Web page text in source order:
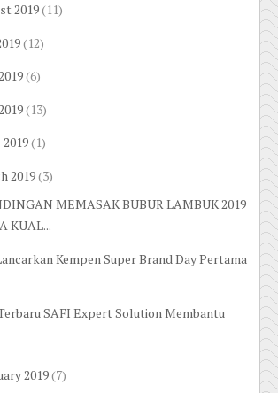
2019(11)
(12)
(6)
(13)
(1)
2019(3)
MEMASAK BUBUR LAMBUK 2019
KUAL...
Kempen Super Brand Day Pertama
SAFI Expert Solution Membantu
2019(7)